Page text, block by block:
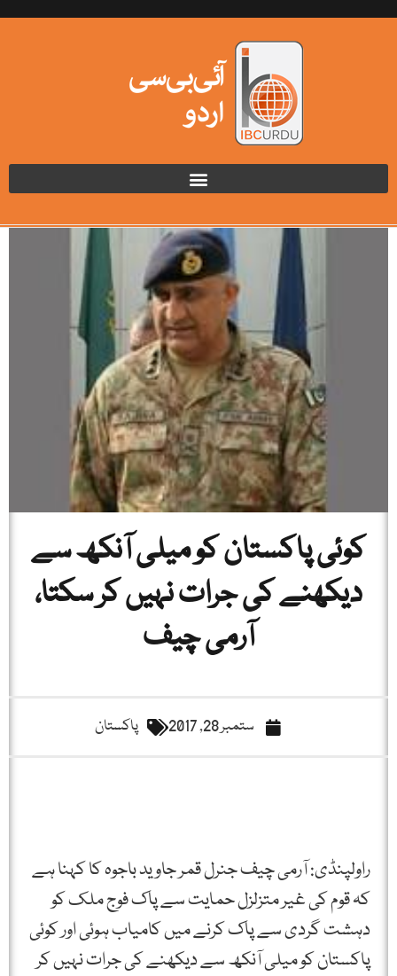
کوئی پاکستان کو میلی آنکھ سے
دیکھنے کی جرات نہیں کر سکتا،
آرمی چیف
ستمبر 28, 2017 پاکستان
راولپنڈی: آرمی چیف جنرل قمر جاوید باجوہ کا کہنا ہے
کہ قوم کی غیر متزلزل حمایت سے پاک فوج ملک کو
دہشت گردی سے پاک کرنے میں کامیاب ہوئی اور کوئی
پاکستان کو میلی آنکھ سے دیکھنے کی جرات نہیں کر